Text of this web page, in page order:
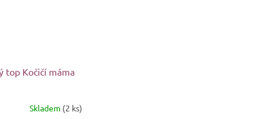
top Kočičí máma
Skladem (2 ks)